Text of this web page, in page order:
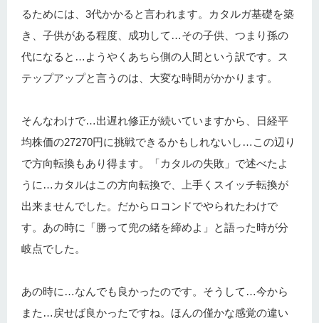
るためには、3代かかると言われます。カタルガ基礎を築
き、子供がある程度、成功して…その子供、つまり孫の
代になると…ようやくあちら側の人間という訳です。ス
テップアップと言うのは、大変な時間がかかります。
そんなわけで…出遅れ修正が続いていますから、日経平
均株価の27270円に挑戦できるかもしれないし…この辺り
で方向転換もあり得ます。「カタルの失敗」で述べたよ
うに…カタルはこの方向転換で、上手くスイッチ転換が
出来ませんでした。だからロコンドでやられたわけで
す。あの時に「勝って兜の緒を締めよ」と語った時が分
岐点でした。
あの時に…なんでも良かったのです。そうして…今から
また…戻せば良かったですね。ほんの僅かな感覚の違い